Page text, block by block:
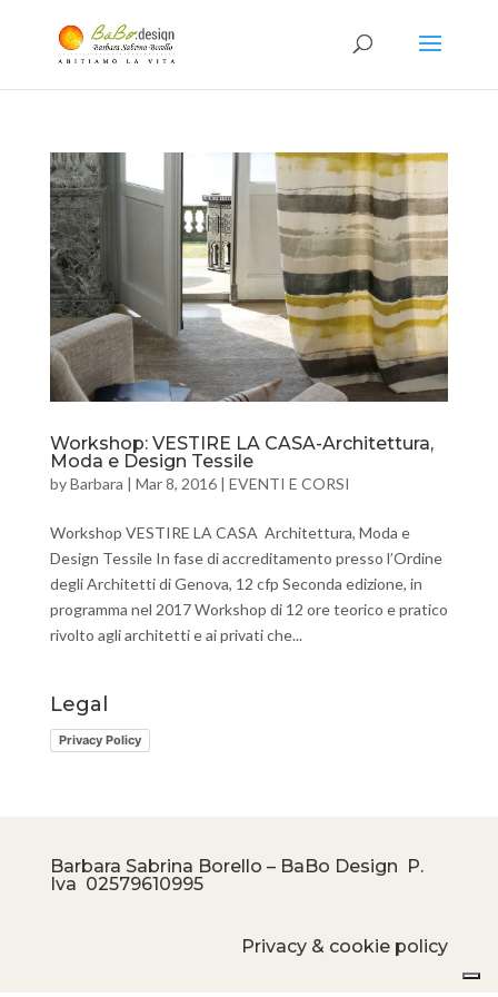
Workshop: VESTIRE LA CASA-Architettura,
Moda e Design Tessile
byBarbara | Mar 8, 2016| EVENTI E CORSI
Workshop VESTIRE LA CASA Architettura, Moda e
Design Tessile In fase di accreditamento presso l’Ordine
degli Architetti di Genova, 12 cfp Seconda edizione, in
programma nel 2017 Workshop di 12 ore teorico e pratico
rivolto agli architetti e ai privati che...
Legal
Privacy Policy
Barbara Sabrina Borello – BaBo Design P.
Iva 02579610995
Privacy & cookie policy